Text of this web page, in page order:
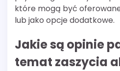
które mogą być
lub jako opcje dodatkowe.
Jakie są opinie
temat zaszycia